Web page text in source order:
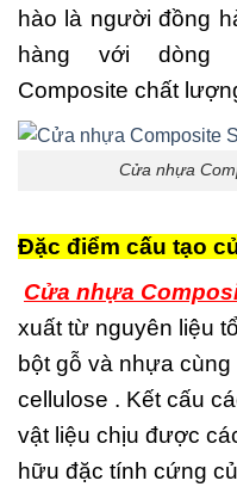
hào là người đồng
hàng với dòng
Composite chất
Cửa nhựa
Đặc điểm cấu tạo
Cửa nhựa
xuất từ nguyên liệu
bột gỗ và nhựa
cellulose . Kết cấu
vật liệu chịu được
hữu đặc tính cứng